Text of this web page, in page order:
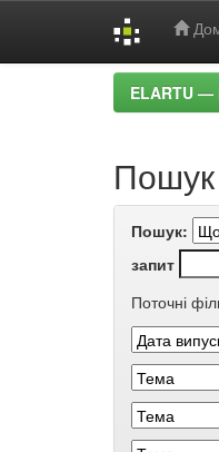
ELARTU —
Пошук
Пошук:
запит
Поточні